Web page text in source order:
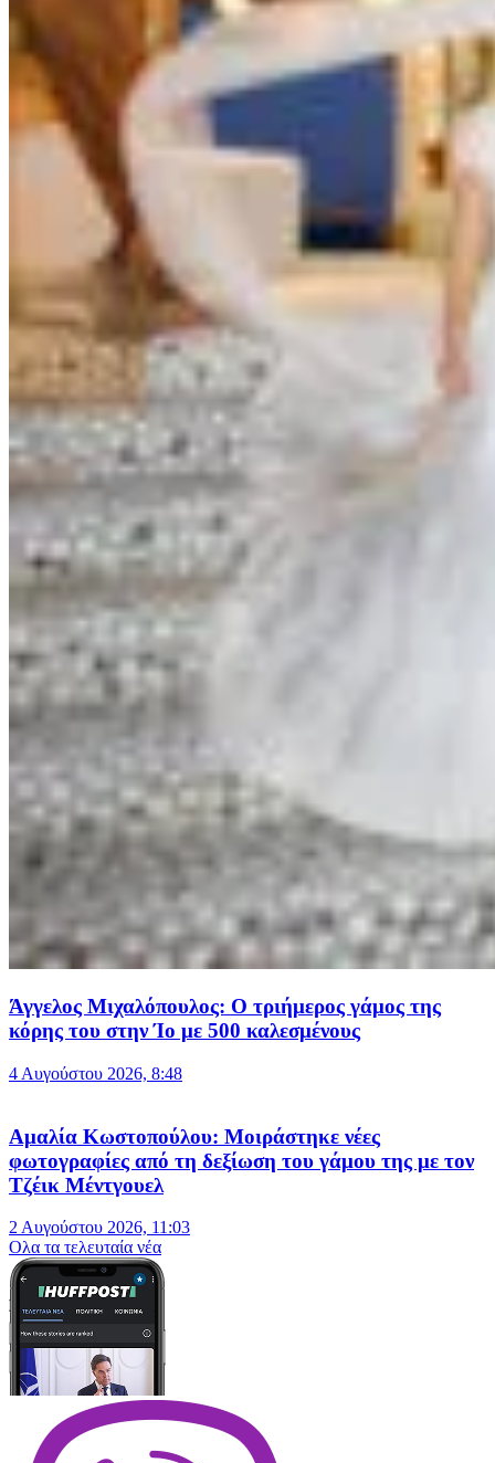
Άγγελος Μιχαλόπουλος: Ο τριήμερος γάμος της
κόρης του στην Ίο με 500 καλεσμένους
4 Αυγούστου 2026, 8:48
Αμαλία Κωστοπούλου: Μοιράστηκε νέες
φωτογραφίες από τη δεξίωση του γάμου της με τον
Τζέικ Μέντγουελ
2 Αυγούστου 2026, 11:03
Oλα τα τελευταία νέα